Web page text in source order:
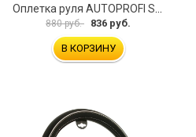
880 руб. 836 руб.
В КОРЗИНУ